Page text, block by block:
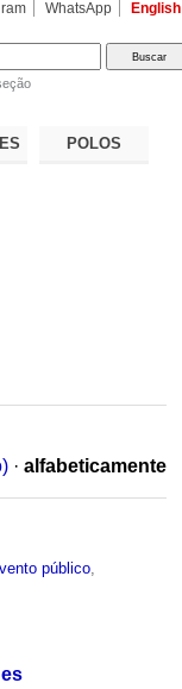
WhatsApp English
POLOS
· alfabeticamente
público